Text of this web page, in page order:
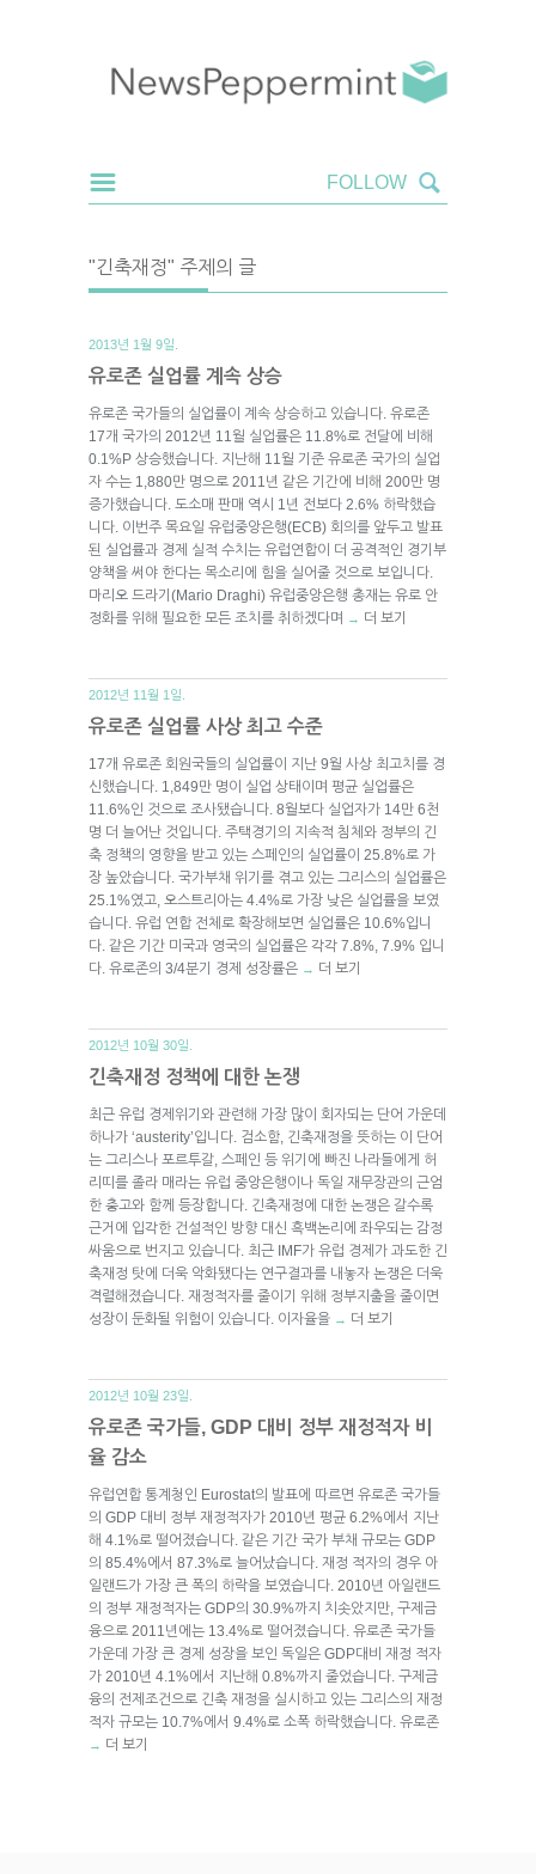
"긴축재정" 주제의 글
2013년 1월 9일.
유로존 실업률 계속 상승
유로존 국가들의 실업률이 계속 상승하고 있습니다. 유로존
17개 국가의 2012년 11월 실업률은 11.8%로 전달에 비해
0.1%P 상승했습니다. 지난해 11월 기준 유로존 국가의 실업
자 수는 1,880만 명으로 2011년 같은 기간에 비해 200만 명
증가했습니다. 도소매 판매 역시 1년 전보다 2.6% 하락했습
니다. 이번주 목요일 유럽중앙은행(ECB) 회의를 앞두고 발표
된 실업률과 경제 실적 수치는 유럽연합이 더 공격적인 경기부
양책을 써야 한다는 목소리에 힘을 실어줄 것으로 보입니다.
마리오 드라기(Mario Draghi) 유럽중앙은행 총재는 유로 안
정화를 위해 필요한 모든 조치를 취하겠다며 → 더 보기
2012년 11월 1일.
유로존 실업률 사상 최고 수준
17개 유로존 회원국들의 실업률이 지난 9월 사상 최고치를 경
신했습니다. 1,849만 명이 실업 상태이며 평균 실업률은
11.6%인 것으로 조사됐습니다. 8월보다 실업자가 14만 6천
명 더 늘어난 것입니다. 주택경기의 지속적 침체와 정부의 긴
축 정책의 영향을 받고 있는 스페인의 실업률이 25.8%로 가
장 높았습니다. 국가부채 위기를 겪고 있는 그리스의 실업률은
25.1%였고, 오스트리아는 4.4%로 가장 낮은 실업률을 보였
습니다. 유럽 연합 전체로 확장해보면 실업률은 10.6%입니
다. 같은 기간 미국과 영국의 실업률은 각각 7.8%, 7.9% 입니
다. 유로존의 3/4분기 경제 성장률은 → 더 보기
2012년 10월 30일.
긴축재정 정책에 대한 논쟁
최근 유럽 경제위기와 관련해 가장 많이 회자되는 단어 가운데
하나가 ‘austerity’입니다. 검소함, 긴축재정을 뜻하는 이 단어
는 그리스나 포르투갈, 스페인 등 위기에 빠진 나라들에게 허
리띠를 졸라 매라는 유럽 중앙은행이나 독일 재무장관의 근엄
한 충고와 함께 등장합니다. 긴축재정에 대한 논쟁은 갈수록
근거에 입각한 건설적인 방향 대신 흑백논리에 좌우되는 감정
싸움으로 번지고 있습니다. 최근 IMF가 유럽 경제가 과도한 긴
축재정 탓에 더욱 악화됐다는 연구결과를 내놓자 논쟁은 더욱
격렬해졌습니다. 재정적자를 줄이기 위해 정부지출을 줄이면
성장이 둔화될 위험이 있습니다. 이자율을 → 더 보기
2012년 10월 23일.
유로존 국가들, GDP 대비 정부 재정적자 비
율 감소
유럽연합 통계청인 Eurostat의 발표에 따르면 유로존 국가들
의 GDP 대비 정부 재정적자가 2010년 평균 6.2%에서 지난
해 4.1%로 떨어졌습니다. 같은 기간 국가 부채 규모는 GDP
의 85.4%에서 87.3%로 늘어났습니다. 재정 적자의 경우 아
일랜드가 가장 큰 폭의 하락을 보였습니다. 2010년 아일랜드
의 정부 재정적자는 GDP의 30.9%까지 치솟았지만, 구제금
융으로 2011년에는 13.4%로 떨어졌습니다. 유로존 국가들
가운데 가장 큰 경제 성장을 보인 독일은 GDP대비 재정 적자
가 2010년 4.1%에서 지난해 0.8%까지 줄었습니다. 구제금
융의 전제조건으로 긴축 재정을 실시하고 있는 그리스의 재정
적자 규모는 10.7%에서 9.4%로 소폭 하락했습니다. 유로존
→ 더 보기